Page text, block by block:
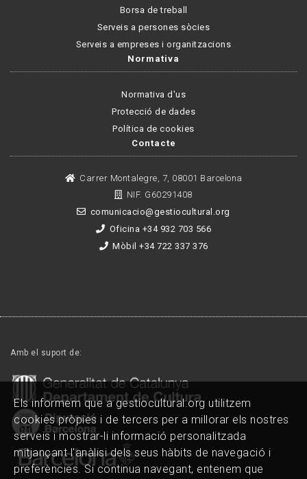
Borsa de treball
Serveis a persones sòcies
Serveis a empreses i organitzacions
Normativa
Normativa d'us
Protecció de dades
Política de cookies
Contacte
Carrer Montalegre, 7, 08001 Barcelona
NIF. G60291408
comunicacio@gestiocultural.org
Oficina +34 932 703 566
Mòbil +34 722 337 376
Amb el suport de:
Els informem que a gestiocultural.org utilitzem
cookies pròpies i de tercers per a millorar els nostres
serveis i mostrar-li informació personalitzada
mitjançant l'anàlisi dels seus hàbits de navegació i
preferències. Si continua navegant, entenem que